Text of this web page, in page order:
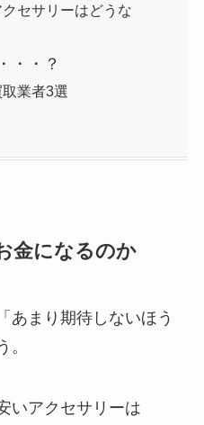
セサリーはどうな
・・？
業者3選
金になるのか
あまり期待しないほう
。
いアクセサリーは